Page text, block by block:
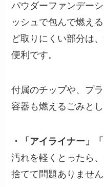
パウダーファンデー
ッシュで包んで燃え
ど取りにくい部分は
便利です。
付属のチップや、プ
容器も燃えるごみと
・「アイライナー」
汚れを軽くとったら
捨てて問題ありません